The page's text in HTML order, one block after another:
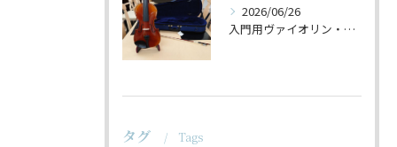
2026/06/26
入門用ヴァイオリン・セットの仕上げ♪
タグ Tags